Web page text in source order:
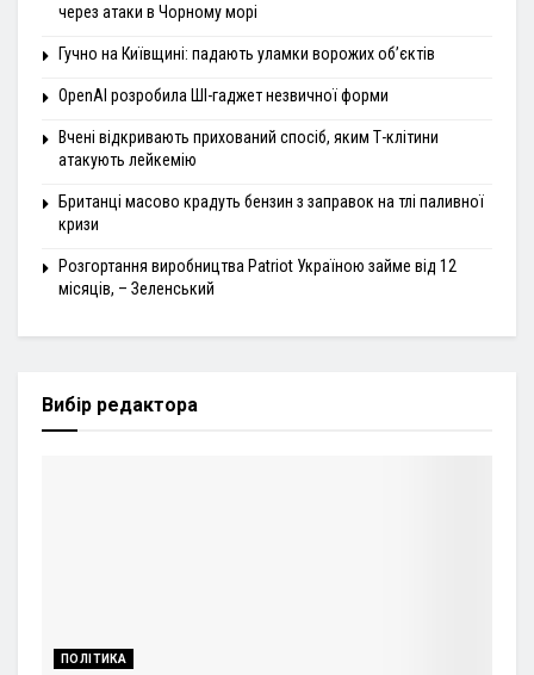
через атаки в Чорному морі
Гучно на Київщині: падають уламки ворожих об’єктів
OpenAI розробила ШІ-гаджет незвичної форми
Вчені відкривають прихований спосіб, яким Т-клітини
атакують лейкемію
Британці масово крадуть бензин з заправок на тлі паливної
кризи
Розгортання виробництва Patriot Україною займе від 12
місяців, – Зеленський
Вибір редактора
ПОЛІТИКА